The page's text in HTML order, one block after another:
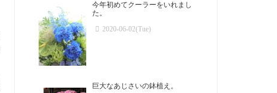
今年初めてクーラーをいれまし
た。
2020-06-02(Tue)
巨大なあじさいの鉢植え。